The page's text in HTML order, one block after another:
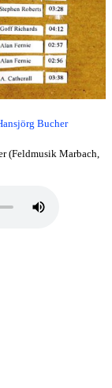
Bucher
(Feldmusik Marbach,